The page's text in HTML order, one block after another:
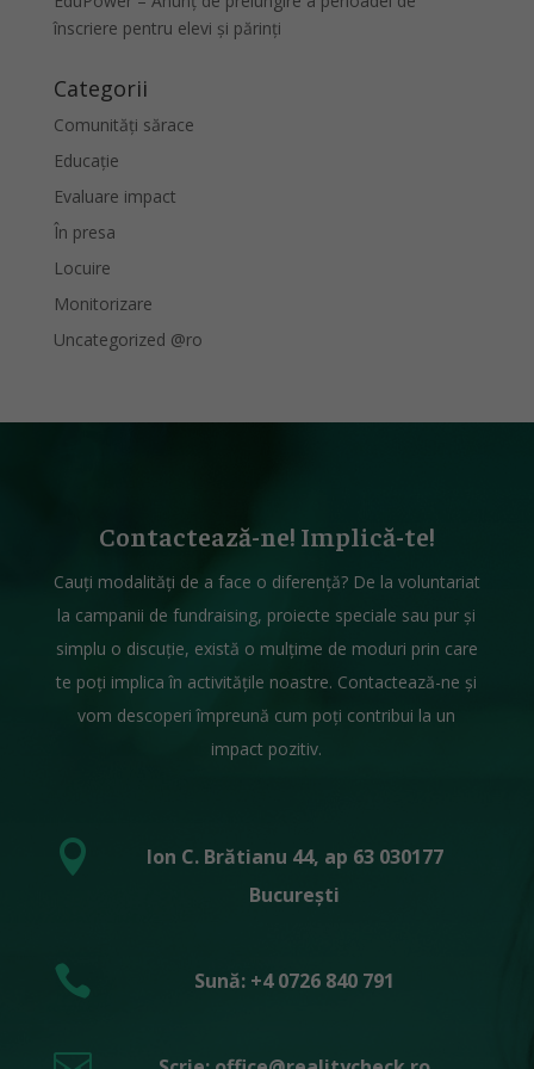
înscriere pentru elevi și părinți
Categorii
Comunități sărace
Educație
Evaluare impact
În presa
Locuire
Monitorizare
Uncategorized @ro
Contactează-ne! Implică-te!
Cauți modalități de a face o diferență? De la voluntariat
la campanii de fundraising, proiecte speciale sau pur și
simplu o discuție, există o mulțime de moduri prin care
te poți implica în activitățile noastre. Contactează-ne și
vom descoperi împreună cum poți contribui la un
impact pozitiv.

Ion C. Brătianu 44, ap 63 030177
București
 Sună: +4 0726 840 791